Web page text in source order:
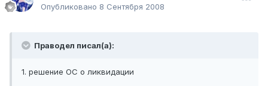
Опубликовано 8 Сентября 2008
Праводел писал(а):
1. решение ОС о ликвидации